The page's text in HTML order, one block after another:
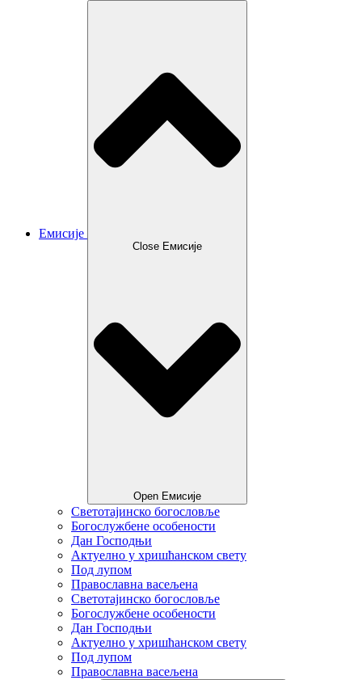
Емисије
Close Емисије
Open Емисије
Светотајинско богословље
Богослужбене особености
Дан Господњи
Актуелно у хришћанском свету
Под лупом
Православна васељена
Светотајинско богословље
Богослужбене особености
Дан Господњи
Актуелно у хришћанском свету
Под лупом
Православна васељена